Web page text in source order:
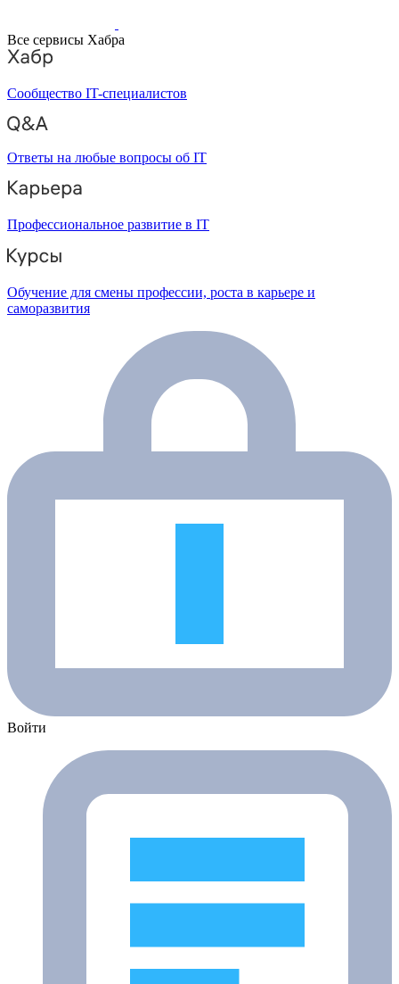
Все сервисы Хабра
Сообщество IT-специалистов
Ответы на любые вопросы об IT
Профессиональное развитие в IT
Обучение для смены профессии, роста в карьере и
саморазвития
Войти